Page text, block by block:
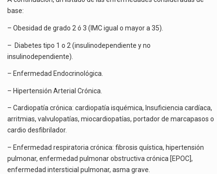
base:
– Obesidad de grado 2 ó 3 (IMC igual o mayor a 35).
– Diabetes tipo 1 o 2 (insulinodependiente y no
insulinodependiente).
– Enfermedad Endocrinológica.
– Hipertensión Arterial Crónica.
– Cardiopatía crónica: cardiopatía isquémica, Insuficiencia cardíaca,
arritmias, valvulopatías, miocardiopatías, portador de marcapasos o
cardio desfibrilador.
– Enfermedad respiratoria crónica: fibrosis quística, hipertensión
pulmonar, enfermedad pulmonar obstructiva crónica [EPOC],
enfermedad intersticial pulmonar, asma grave.